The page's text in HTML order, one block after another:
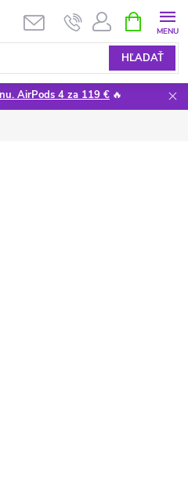
HĽADAŤ
KOŠÍK
AirPods 4 za 119 € 🔥